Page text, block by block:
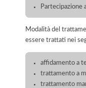
Partecipazione
Modalità del
essere trattati nei
affidamento a
trattamento a
trattamento